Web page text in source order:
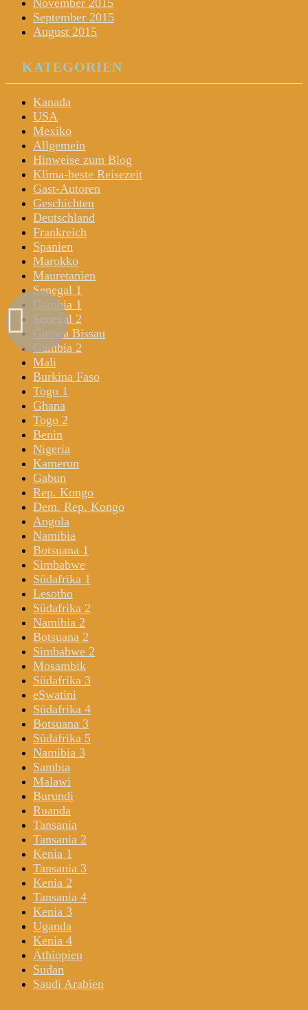
September 2015
August 2015
KATEGORIEN
Kanada
USA
Mexiko
Allgemein
Hinweise zum Blog
Klima-beste Reisezeit
Gast-Autoren
Geschichten
Deutschland
Frankreich
Spanien
Marokko
Mauretanien
Senegal 1
Gambia 1
Senegal 2
Guinea Bissau
Gambia 2
Mali
Burkina Faso
Togo 1
Ghana
Togo 2
Benin
Nigeria
Kamerun
Gabun
Rep. Kongo
Dem. Rep. Kongo
Angola
Namibia
Botsuana 1
Simbabwe
Südafrika 1
Lesotho
Südafrika 2
Namibia 2
Botsuana 2
Simbabwe 2
Mosambik
Südafrika 3
eSwatini
Südafrika 4
Botsuana 3
Südafrika 5
Namibia 3
Sambia
Malawi
Burundi
Ruanda
Tansania
Tansania 2
Kenia 1
Tansania 3
Kenia 2
Tansania 4
Kenia 3
Uganda
Kenia 4
Äthiopien
Sudan
Saudi Arabien